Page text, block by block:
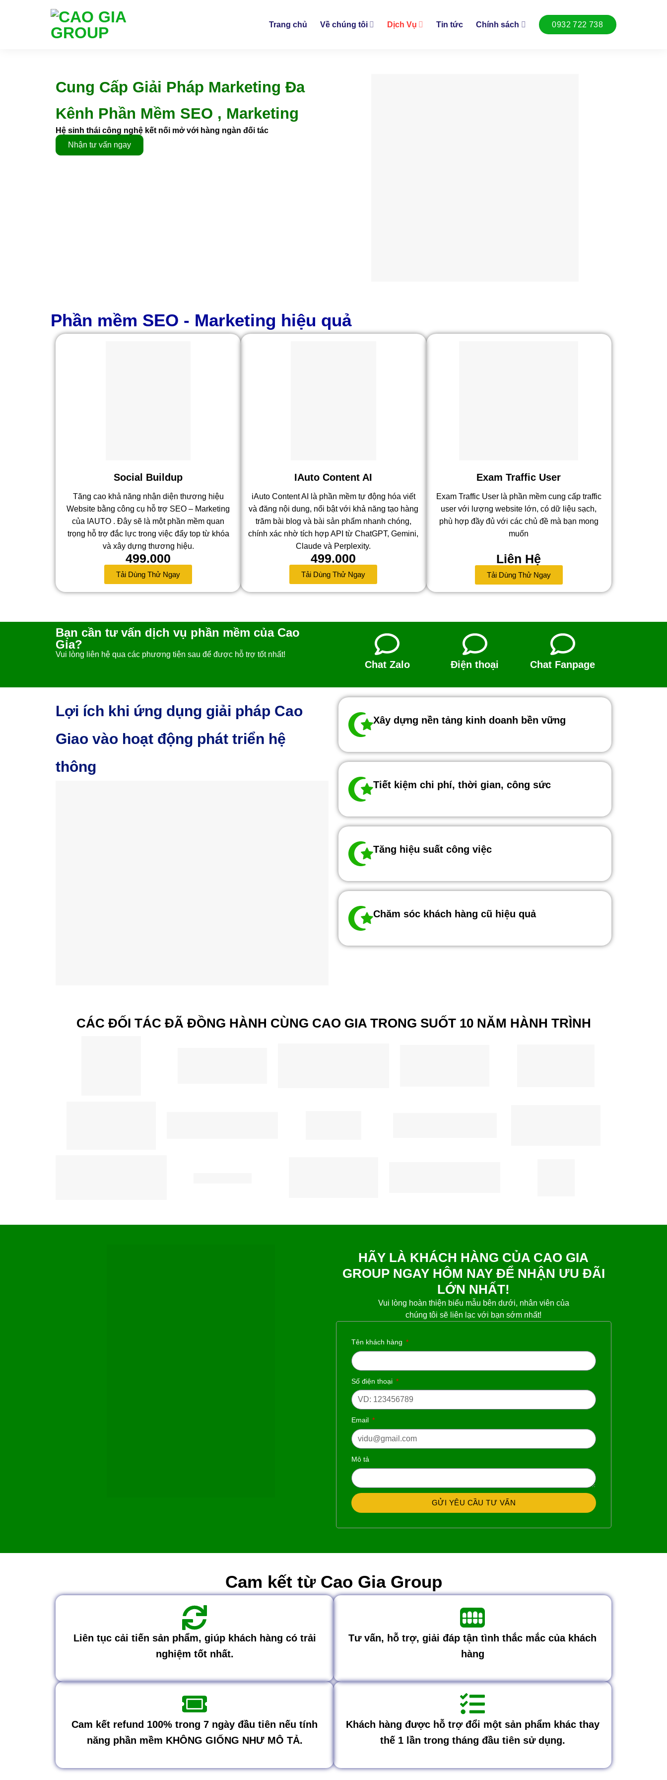
Trang chủ Về chúng tôi Dịch Vụ Tin tức Chính sách 0932 722 738
Cung Cấp Giải Pháp Marketing Đa
Kênh Phần Mềm SEO , Marketing
Hệ sinh thái công nghệ kết nối mở với hàng ngàn đối tác
Nhận tư vấn ngay
Phần mềm SEO - Marketing hiệu quả
Social Buildup
Tăng cao khả năng nhận diện thương hiệu
Website bằng công cụ hỗ trợ SEO – Marketing
của IAUTO . Đây sẽ là một phần mềm quan
trọng hỗ trợ đắc lực trong việc đẩy top từ khóa
và xây dựng thương hiệu.
499.000
Tải Dùng Thử Ngay
IAuto Content AI
iAuto Content AI là phần mềm tự động hóa viết
và đăng nội dung, nổi bật với khả năng tạo hàng
trăm bài blog và bài sản phẩm nhanh chóng,
chính xác nhờ tích hợp API từ ChatGPT, Gemini,
Claude và Perplexity.
499.000
Tải Dùng Thử Ngay
Exam Traffic User
Exam Traffic User là phần mềm cung cấp traffic
user với lượng website lớn, có dữ liệu sạch,
phù hợp đầy đủ với các chủ đề mà bạn mong
muốn
Liên Hệ
Tải Dùng Thử Ngay
Bạn cần tư vấn dịch vụ phần mềm của Cao
Gia?
Vui lòng liên hệ qua các phương tiện sau để được hỗ trợ tốt nhất!
Chat Zalo Điện thoại Chat Fanpage
Lợi ích khi ứng dụng giải pháp Cao
Giao vào hoạt động phát triển hệ
thông
Xây dựng nền tảng kinh doanh bền vững
Tiết kiệm chi phí, thời gian, công sức
Tăng hiệu suất công việc
Chăm sóc khách hàng cũ hiệu quả
CÁC ĐỐI TÁC ĐÃ ĐỒNG HÀNH CÙNG CAO GIA TRONG SUỐT 10 NĂM HÀNH TRÌNH
HÃY LÀ KHÁCH HÀNG CỦA CAO GIA
GROUP NGAY HÔM NAY ĐỂ NHẬN ƯU ĐÃI
LỚN NHẤT!
Vui lòng hoàn thiện biểu mẫu bên dưới, nhân viên của
chúng tôi sẽ liên lạc với bạn sớm nhất!
Tên khách hàng
Số điện thoại
Email
Mô tả
GỬI YÊU CẦU TƯ VẤN
Cam kết từ Cao Gia Group
Liên tục cải tiến sản phẩm, giúp khách hàng có trải
nghiệm tốt nhất.
Tư vấn, hỗ trợ, giải đáp tận tình thắc mắc của khách
hàng
Cam kết refund 100% trong 7 ngày đầu tiên nếu tính
năng phần mềm KHÔNG GIỐNG NHƯ MÔ TẢ.
Khách hàng được hỗ trợ đổi một sản phẩm khác thay
thế 1 lần trong tháng đầu tiên sử dụng.